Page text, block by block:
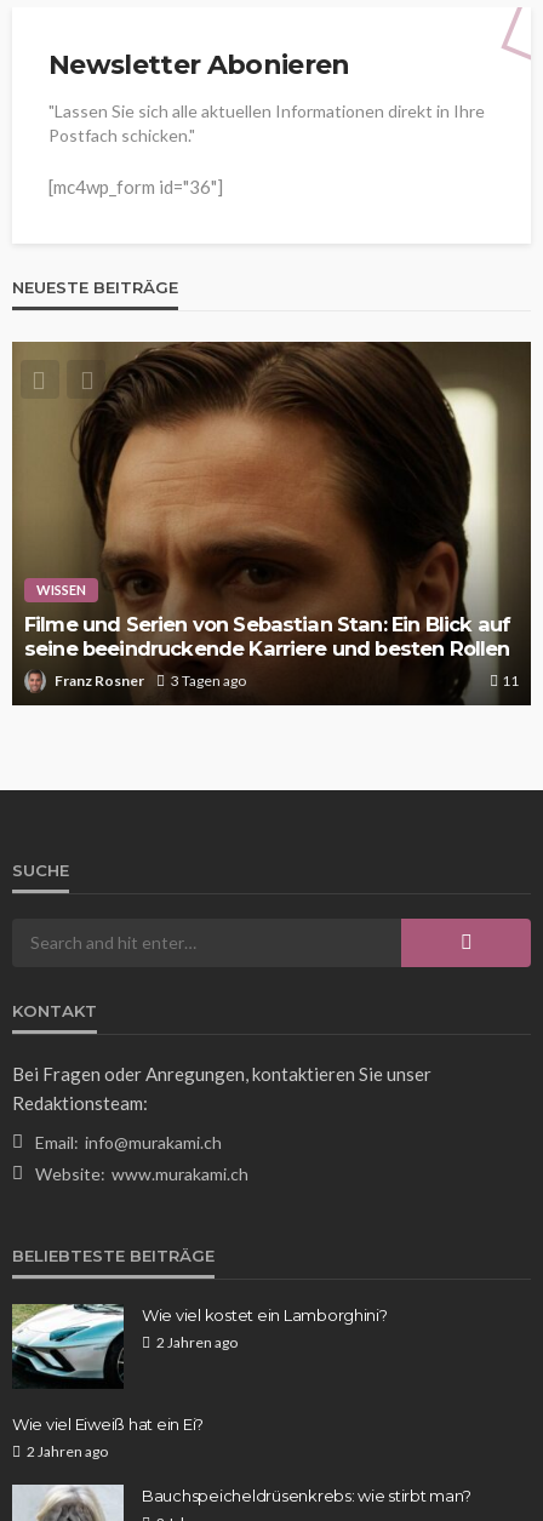
Newsletter Abonieren
"Lassen Sie sich alle aktuellen Informationen direkt in Ihre
Postfach schicken."
[mc4wp_form id="36"]
NEUESTE BEITRÄGE
WISSEN
Filme und Serien von Sebastian Stan: Ein Blick auf
seine beeindruckende Karriere und besten Rollen
Franz Rosner 3 Tagen ago 11
SUCHE
KONTAKT
Bei Fragen oder Anregungen, kontaktieren Sie unser
Redaktionsteam:
Email: info@murakami.ch
Website: www.murakami.ch
BELIEBTESTE BEITRÄGE
Wie viel kostet ein Lamborghini?
2 Jahren ago
Wie viel Eiweiß hat ein Ei?
2 Jahren ago
Bauchspeicheldrüsenkrebs: wie stirbt man?